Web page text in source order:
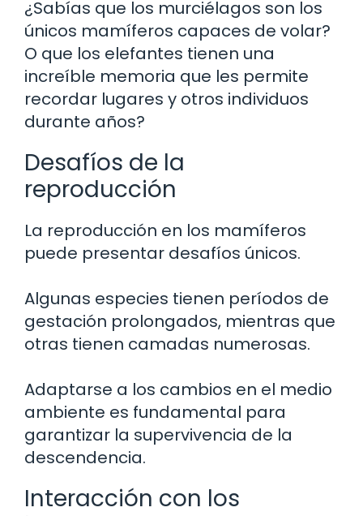
¿Sabías que los murciélagos son los
únicos mamíferos capaces de volar?
O que los elefantes tienen una
increíble memoria que les permite
recordar lugares y otros individuos
durante años?
Desafíos de la
reproducción
La reproducción en los mamíferos
puede presentar desafíos únicos.
Algunas especies tienen períodos de
gestación prolongados, mientras que
otras tienen camadas numerosas.
Adaptarse a los cambios en el medio
ambiente es fundamental para
garantizar la supervivencia de la
descendencia.
Interacción con los